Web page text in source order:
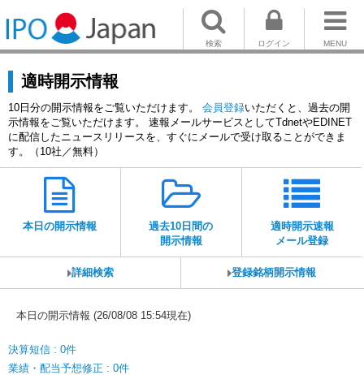
MENU
ログイン
検索
適時開示情報
10日分の開示情報をご覧いただけます。 会員登録いただくと、過去の開
示情報をご覧いただけます。 速報メールサービスとしてTdnetやEDINET
に配信したニュースリリースを、すぐにメールで受け取ることができま
す。（10社／無料）
本日の開示情報
過去10日間の
開示情報
適時開示速報
メール登録
詳細検索 登録銘柄開示情報
本日の開示情報 (26/08/08 15:54現在)
決算短信 : 0件
業績・配当予想修正 : 0件